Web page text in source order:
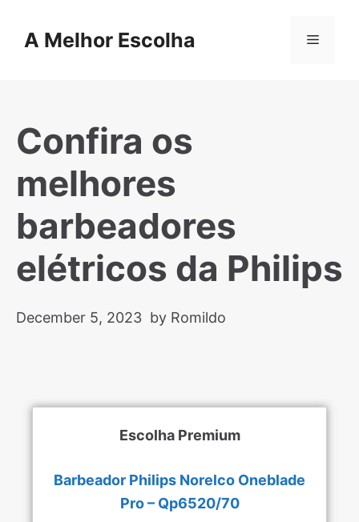
A Melhor Escolha Menu
Confira os
melhores
barbeadores
elétricos da Philips
December 5, 2023 by Romildo
Escolha Premium
Barbeador Philips Norelco Oneblade
Pro – Qp6520/70